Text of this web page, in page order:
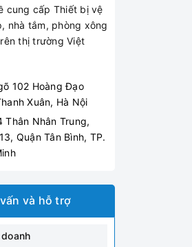
cung cấp Thiết bị vệ
nhà tắm, phòng xông
thị trường Việt
102 Hoàng Đạo
Xuân, Hà Nội
Thân Nhân Trung,
Quận Tân Bình, TP.
và hỗ trợ